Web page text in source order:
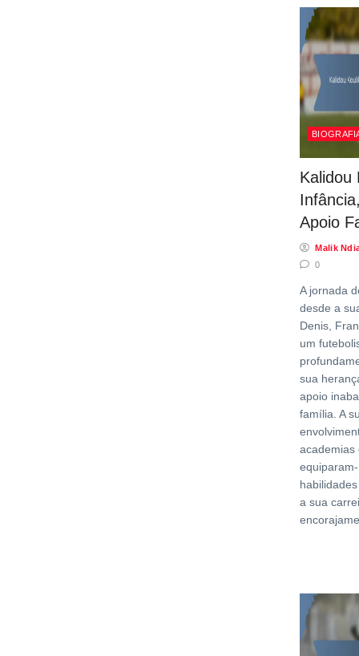
Kalidou
Apoio
Malik
0
A jornada
desde a
Denis,
um
sua
apoio
família. A
academias
a sua